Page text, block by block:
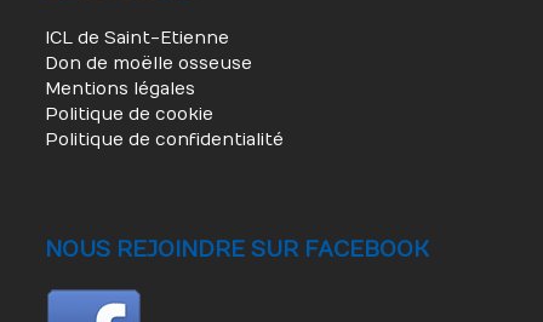
ICL de Saint-Etienne
Don de moëlle osseuse
Mentions légales
Politique de cookie
Politique de confidentialité
NOUS REJOINDRE SUR FACEBOOK